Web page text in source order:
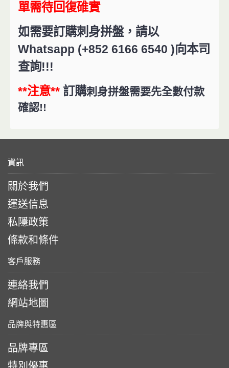
單需待回復碓實
如需要訂購刺身拼盤，請以
Whatsapp (+852 6166 6540 )向本司
查詢!!!
**注意** 訂購刺身拼盤需要先全數付款
確認!!
資訊
關於我們
運送信息
私隱政策
條款和條件
客戶服務
連絡我們
網站地圖
品牌與特惠區
品牌專區